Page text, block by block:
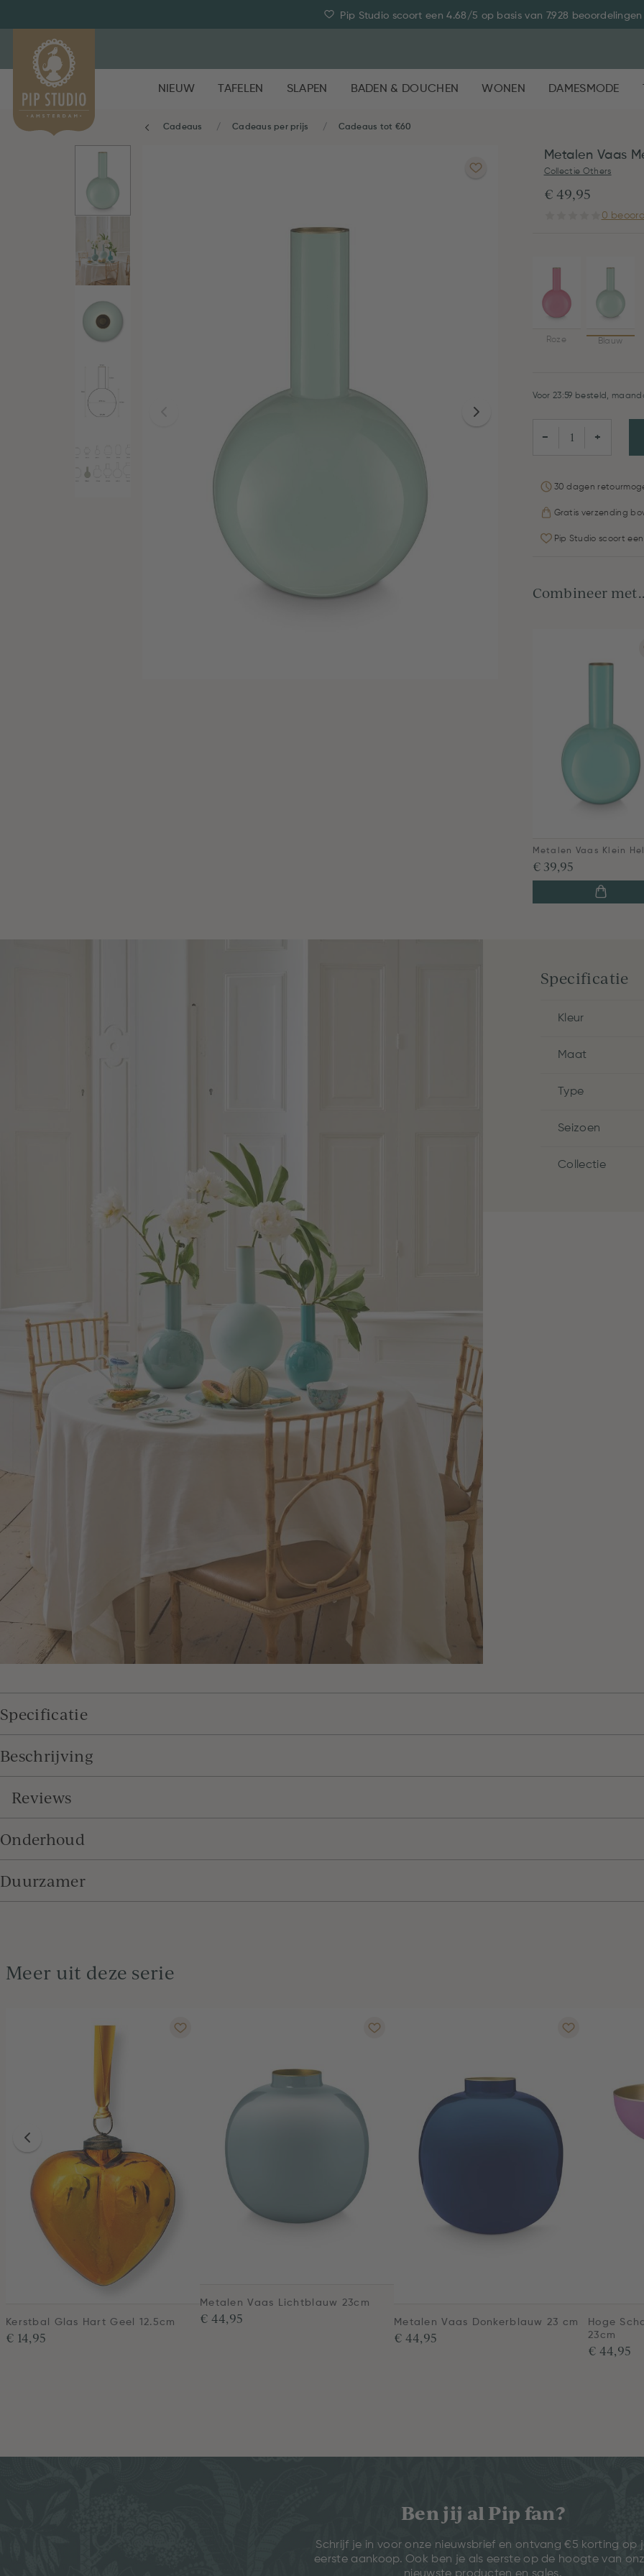
Pip Studio scoort een 4.68/5 op basis van 7.928 beoordelingen
NIEUW TAFELEN SLAPEN BADEN & DOUCHEN WONEN DAMESMODE
Cadeaus Cadeaus per prijs Cadeaus tot €60
Metalen Vaas
Collectie Others
€ 49,95
0
Roze Blauw
Voor 23:59 besteld,
− +
30 dagen
Gratis verzending
Pip Studio scoort
Combineer
€ 39,95
Specificatie
Kleur
Maat
Type
Seizoen
Collectie
Specificatie
Beschrijving
Reviews
Onderhoud
Duurzamer
Meer uit deze serie
Kerstbal Glas Hart Geel 12.5cm
€ 14,95
Metalen Vaas Lichtblauw 23cm
€ 44,95 Metalen Vaas Donkerblauw 23 cm
€ 44,95
Hoge
23cm
€ 44,95
Ben jij al Pip fan?
Schrijf je in voor onze nieuwsbrief en ontvang €5 korting op
eerste aankoop. Ook ben je als eerste op de hoogte van
nieuwste producten en sales.